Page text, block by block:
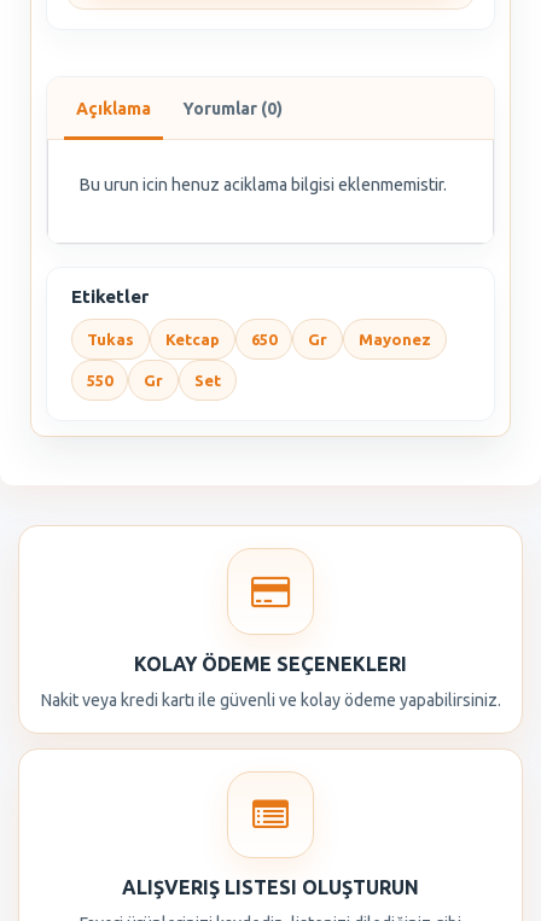
Açıklama Yorumlar (0)
Bu urun icin henuz aciklama bilgisi eklenmemistir.
Etiketler
Tukas Ketcap 650 Gr Mayonez
550 Gr Set
KOLAY ÖDEME SEÇENEKLERI
Nakit veya kredi kartı ile güvenli ve kolay ödeme yapabilirsiniz.
ALIŞVERIŞ LISTESI OLUŞTURUN